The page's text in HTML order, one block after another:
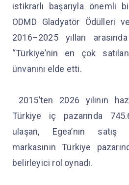
istikrarlı başarıyla önemli
ODMD Gladyatör Ödülleri
2016–2025 yılları
“Türkiye’nin en çok
ünvanını elde etti.
2015’ten 2026 yılının
Türkiye iç pazarında
ulaşan, Egea’nın satış
markasının Türkiye
belirleyici rol oynadı.